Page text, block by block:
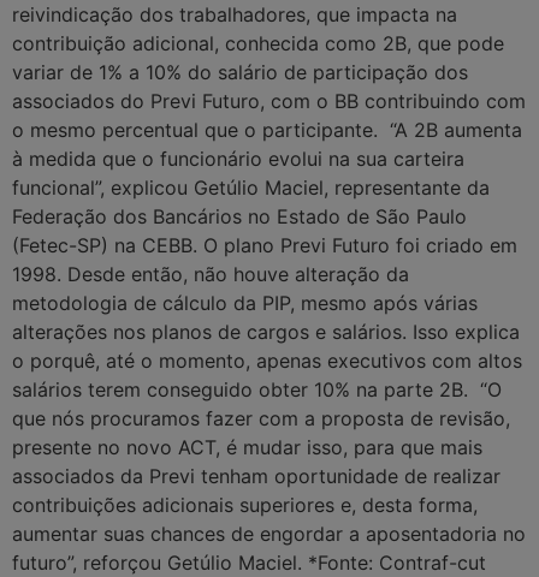
reivindicação dos trabalhadores, que impacta na
contribuição adicional, conhecida como 2B, que pode
variar de 1% a 10% do salário de participação dos
associados do Previ Futuro, com o BB contribuindo com
o mesmo percentual que o participante. “A 2B aumenta
à medida que o funcionário evolui na sua carteira
funcional”, explicou Getúlio Maciel, representante da
Federação dos Bancários no Estado de São Paulo
(Fetec-SP) na CEBB. O plano Previ Futuro foi criado em
1998. Desde então, não houve alteração da
metodologia de cálculo da PIP, mesmo após várias
alterações nos planos de cargos e salários. Isso explica
o porquê, até o momento, apenas executivos com altos
salários terem conseguido obter 10% na parte 2B. “O
que nós procuramos fazer com a proposta de revisão,
presente no novo ACT, é mudar isso, para que mais
associados da Previ tenham oportunidade de realizar
contribuições adicionais superiores e, desta forma,
aumentar suas chances de engordar a aposentadoria no
futuro”, reforçou Getúlio Maciel. *Fonte: Contraf-cut